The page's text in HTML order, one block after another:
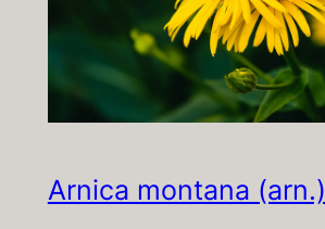
Arnica montana (arn.)